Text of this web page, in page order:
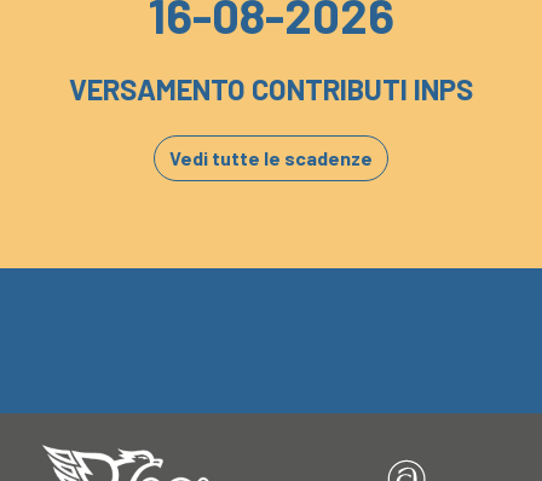
16-08-2026
VERSAMENTO CONTRIBUTI INPS
Vedi tutte le scadenze